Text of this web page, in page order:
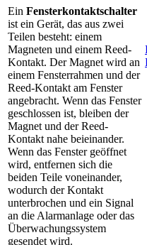
Ein Fensterkontaktschalter
ist ein Gerät, das aus zwei
Teilen besteht: einem
Magneten und einem Reed-
Kontakt. Der Magnet wird an
einem Fensterrahmen und der
Reed-Kontakt am Fenster
angebracht. Wenn das Fenster
geschlossen ist, bleiben der
Magnet und der Reed-
Kontakt nahe beieinander.
Wenn das Fenster geöffnet
wird, entfernen sich die
beiden Teile voneinander,
wodurch der Kontakt
unterbrochen und ein Signal
an die Alarmanlage oder das
Überwachungssystem
gesendet wird.